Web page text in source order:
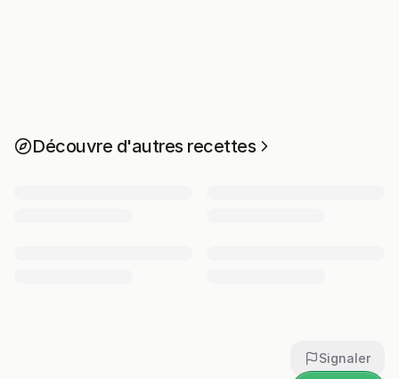
Découvre d'autres recettes
Signaler